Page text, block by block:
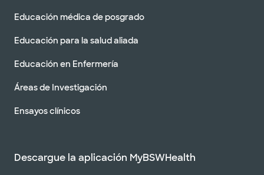
Educación médica de posgrado
Educación para la salud aliada
Educación en Enfermería
Áreas de Investigación
Ensayos clínicos
Descargue la aplicación MyBSWHealth